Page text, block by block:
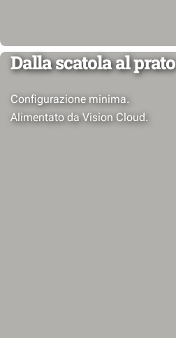
Dalla scatola al prato
Configurazione minima.
Alimentato da Vision Cloud.